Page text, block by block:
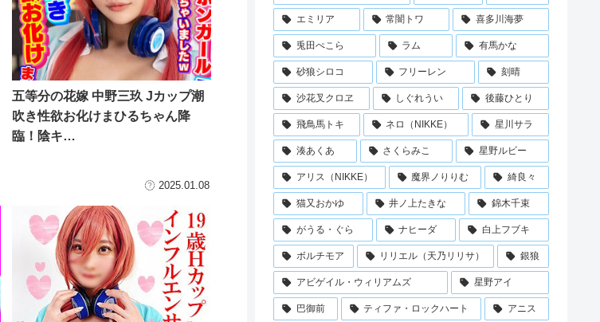
五等分の花嫁 中野三玖 Jカップ潮
吹き性欲お化けまひるちゃん降
臨！陰キ…
2025.01.08
エミリア 常闇トワ 喜多川海夢
兎田ぺこら ラム 有馬かな
砂狼シロコ フリーレン 刻晴
沙花叉クロヱ しぐれうい 後藤ひとり
飛鳥馬トキ ネロ（NIKKE） 星川サラ
湊あくあ さくらみこ 星野ルビー
アリス（NIKKE） 魔界ノりりむ 綺良々
猫又おかゆ 井ノ上たきな 錦木千束
がうる・ぐら ナヒーダ 白上フブキ
ボルチモア リリエル（天乃リリサ） 銀狼
アビゲイル・ウィリアムズ 星野アイ
巴御前 ティファ・ロックハート アニス